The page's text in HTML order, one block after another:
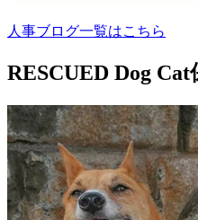
人事ブログ一覧はこちら
RESCUED Dog Cat